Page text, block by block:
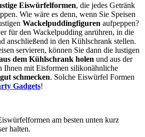
Eiswürfelformen, die jedes Getränk
Wie wäre es denn, wenn Sie Speisen
Wackelpuddingfiguren aufpeppen?
für den Wackelpudding anrühren, in die
anschließend in den Kühlschrank stellen.
servieren, können Sie dann die lustigen
dem Kühlschrank holen und aus der
Ihnen mit Eisformen silikonähnliche
gut schmecken. Solche Eiswürfel Formen
Gadgets!
am besten unten kurz
halten.